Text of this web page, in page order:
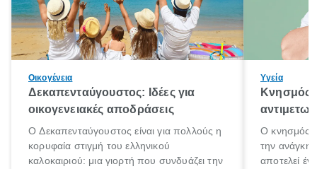
Οικογένεια
Δεκαπενταύγουστος: Ιδέες για
οικογενειακές αποδράσεις
Ο Δεκαπενταύγουστος είναι για πολλούς η
κορυφαία στιγμή του ελληνικού
καλοκαιριού: μια γιορτή που συνδυάζει την
Υγεία
Κνησμός:
Ο κνησμός
την ανάγκη
αποτελεί